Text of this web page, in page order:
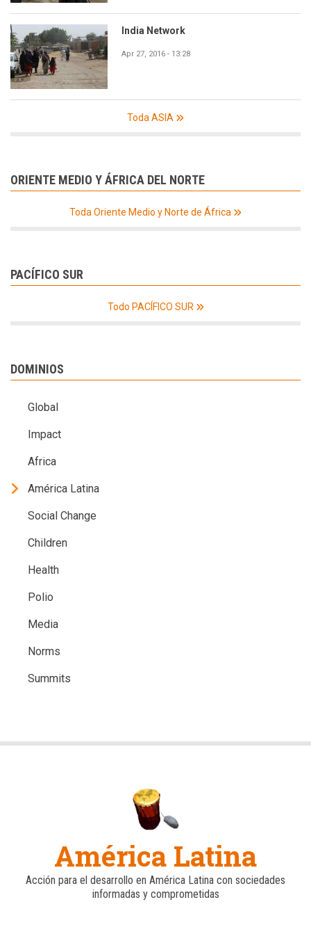
India Network
Apr 27, 2016 - 13:28
Toda ASIA
ORIENTE MEDIO Y ÁFRICA DEL NORTE
Toda Oriente Medio y Norte de África
PACÍFICO SUR
Todo PACÍFICO SUR
DOMINIOS
Global
Impact
Africa
América Latina
Social Change
Children
Health
Polio
Media
Norms
Summits
América Latina
Acción para el desarrollo en América Latina con sociedades
informadas y comprometidas